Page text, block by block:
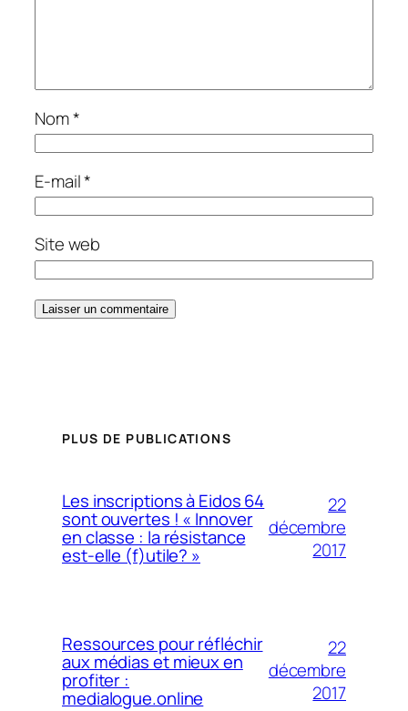
Nom*
E-mail*
Site web
PLUS DE PUBLICATIONS
Les inscriptions à Eidos 64
sont ouvertes ! « Innover
en classe : la résistance
est-elle (f)utile? »
22
décembre
2017
Ressources pour réfléchir
aux médias et mieux en
profiter :
medialogue.online
22
décembre
2017